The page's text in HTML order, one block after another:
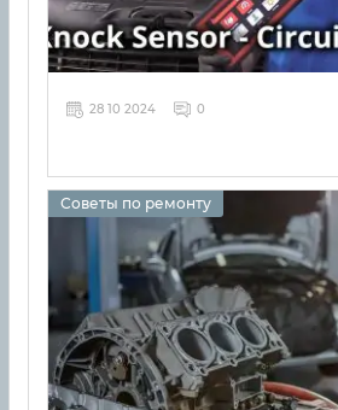
28 10 2024 0
Советы по ремонту